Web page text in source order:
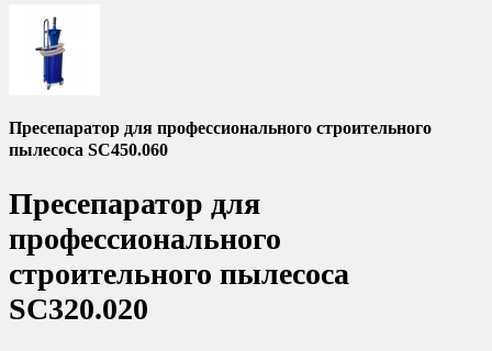
Пресепаратор для профессионального строительного
пылесоса SC450.060
Пресепаратор для
профессионального
строительного пылесоса
SC320.020